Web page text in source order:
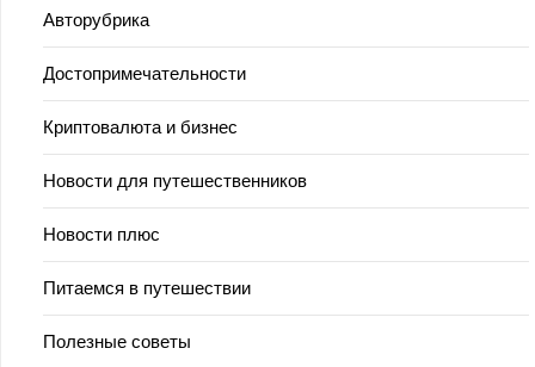
Авторубрика
Достопримечательности
Криптовалюта и бизнес
Новости для путешественников
Новости плюс
Питаемся в путешествии
Полезные советы